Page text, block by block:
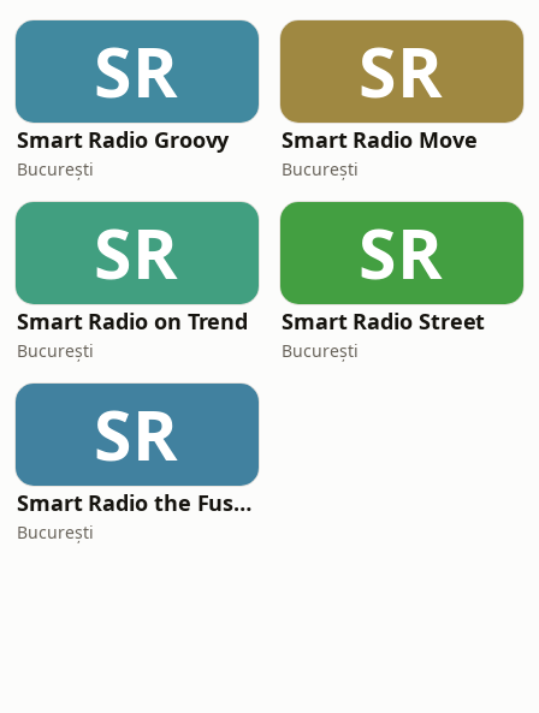
SR
Smart Radio Groovy
București
SR
Smart Radio Move
București
SR
Smart Radio on Trend
București
SR
Smart Radio Street
București
SR
Smart Radio the Fusion
București